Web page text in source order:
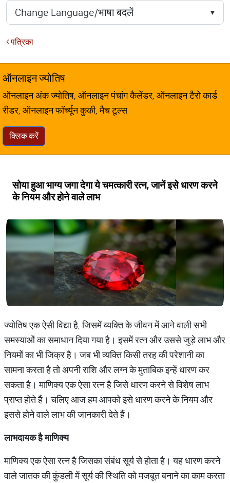
पत्रिका
ऑनलाइन ज्योतिष
ऑनलाइन अंक ज्योतिष, ऑनलाइन पंचांग कैलेंडर, ऑनलाइन टैरो कार्ड
रीडर, ऑनलाइन फॉर्च्यून कुकी, मैच टूल्स
क्लिक करें
सोया हुआ भाग्य जगा देगा ये चमत्कारी रत्न, जानें इसे धारण करने
के नियम और होने वाले लाभ
ज्योतिष एक ऐसी विद्या है, जिसमें व्यक्ति के जीवन में आने वाली सभी
समस्याओं का समाधान दिया गया है। इसमें रत्न और उससे जुड़े लाभ और
नियमों का भी जिक्र है। जब भी व्यक्ति किसी तरह की परेशानी का
सामना करता है तो अपनी राशि और लग्न के मुताबिक इन्हें धारण कर
सकता है। माणिक्य एक ऐसा रत्न है जिसे धारण करने से विशेष लाभ
प्राप्त होते हैं। चलिए आज हम आपको इसे धारण करने के नियम और
इससे होने वाले लाभ की जानकारी देते हैं।
लाभदायकहैमाणिक्य
माणिक्य एक ऐसा रत्न है जिसका संबंध सूर्य से होता है। यह धारण करने
वाले जातक की कुंडली में सूर्य की स्थिति को मजबूत बनाने का काम करता